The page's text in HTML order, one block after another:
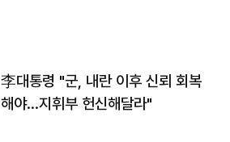
李대통령 "군, 내란 이후 신뢰 회복
해야…지휘부 헌신해달라"